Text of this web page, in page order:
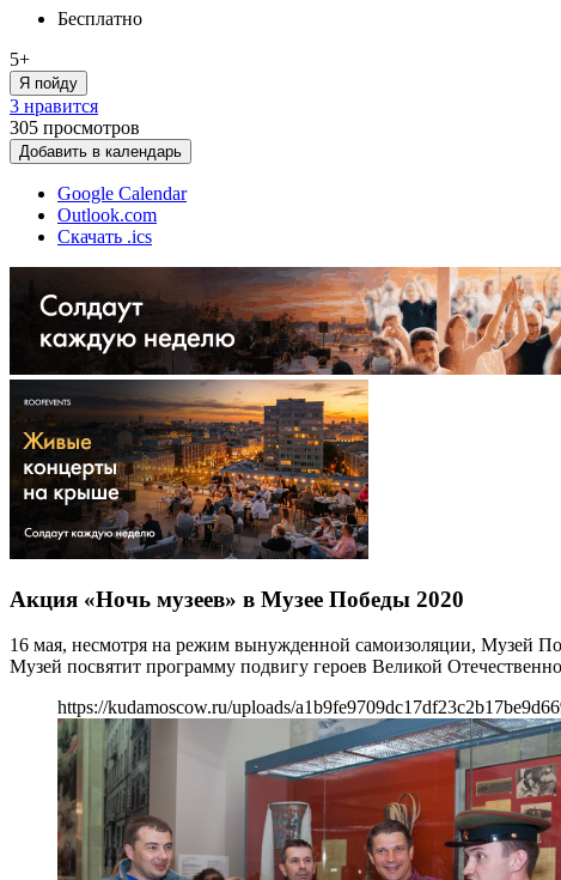
Бесплатно
5+
Я пойду
3 нравится
305 просмотров
Добавить в календарь
Google Calendar
Outlook.com
Скачать .ics
Акция «Ночь музеев» в Музее Победы 2020
16 мая, несмотря на режим вынужденной самоизоляции, Музей
Музей посвятит программу подвигу героев Великой
https://kudamoscow.ru/uploads/